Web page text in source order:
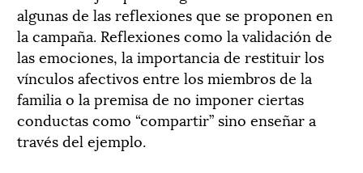
algunas de las reflexiones que se proponen en
la campaña. Reflexiones como la validación de
las emociones, la importancia de restituir los
vínculos afectivos entre los miembros de la
familia o la premisa de no imponer ciertas
conductas como “compartir” sino enseñar a
través del ejemplo.